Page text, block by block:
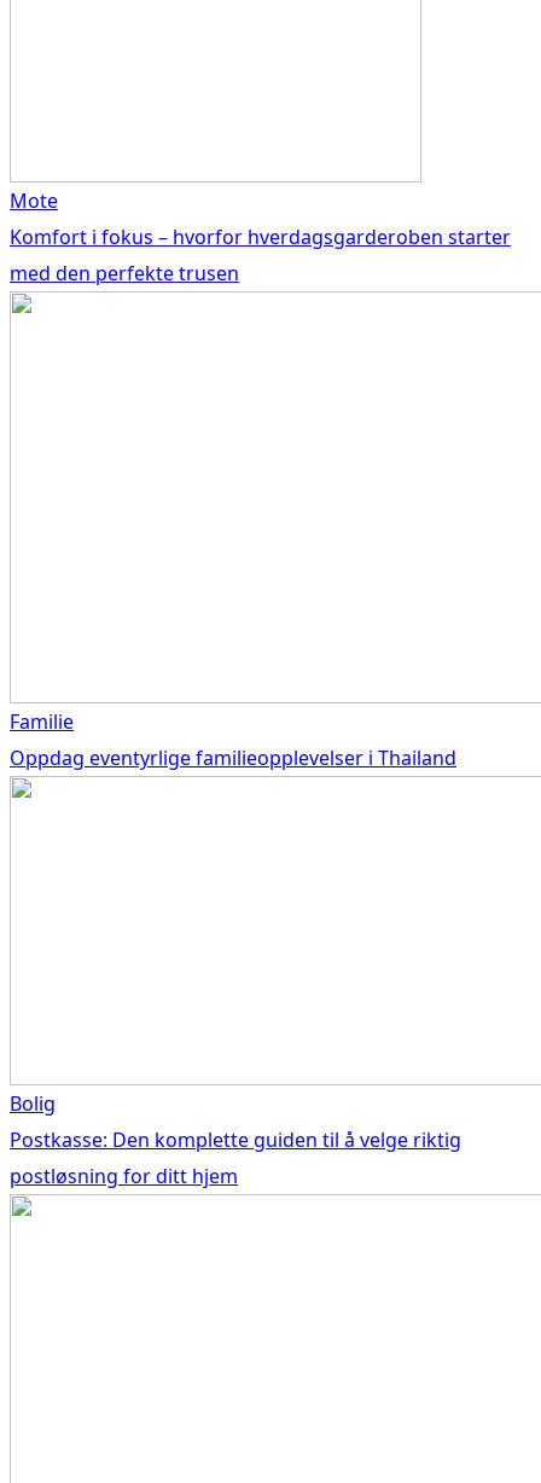
Mote
Komfort i fokus – hvorfor hverdagsgarderoben starter
med den perfekte trusen
Familie
Oppdag eventyrlige familieopplevelser i Thailand
Bolig
Postkasse: Den komplette guiden til å velge riktig
postløsning for ditt hjem